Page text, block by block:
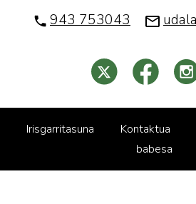
943 753043
Irisgarritasuna Kontaktua
babesa